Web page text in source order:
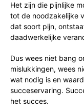
Het zijn die pijnlijke
tot de noodzakelijke
dat soort pijn,
daadwerkelijke
Dus wees niet bang
mislukkingen, wees
wat nodig is en
succeservaring.
het succes.